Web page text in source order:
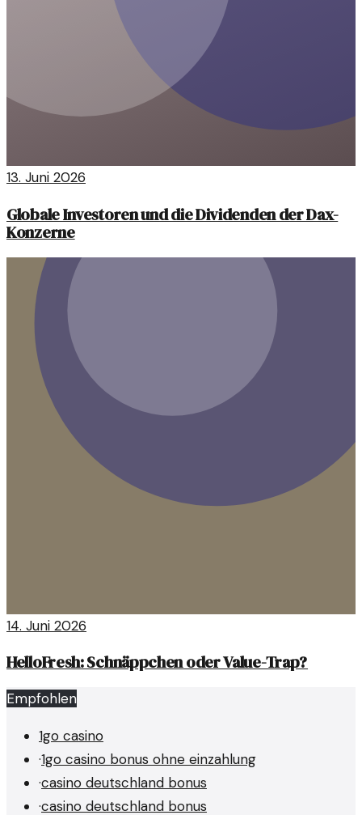
13. Juni 2026
Globale Investoren und die Dividenden der Dax-
Konzerne
14. Juni 2026
HelloFresh: Schnäppchen oder Value-Trap?
Empfohlen
1go casino
·1go casino bonus ohne einzahlung
·casino deutschland bonus
·casino deutschland bonus